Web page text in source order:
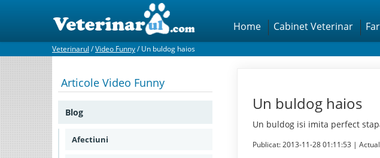
Home Cabinet Veterinar
Veterinarul /Video Funny/Un buldog haios
Articole Video Funny
Blog
Afectiuni
Un buldog haios
Un buldog isi imita perfect
Publicat: 2013-11-28 01:11:53 |